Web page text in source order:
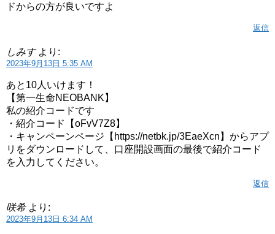
ドからの方が良いですよ
返信
しみす より:
2023年9月13日 5:35 AM
あと10人いけます！
【第一生命NEOBANK】
私の紹介コードです
・紹介コード【oFvV7Z8】
・キャンペーンページ【https://netbk.jp/3EaeXcn】からアプ
リをダウンロードして、口座開設画面の最後で紹介コード
を入力してください。
返信
咲希 より:
2023年9月13日 6:34 AM